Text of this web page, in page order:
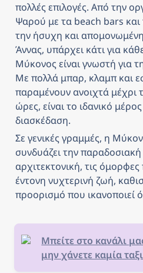
πολλές επιλογές. Από την
Ψαρού με τα beach bars και
την ήσυχη και
Άννας, υπάρχει κάτι για
Μύκονος είναι γνωστή για
Με πολλά μπαρ, κλαμπ και
παραμένουν ανοιχτά μέχρι
ώρες, είναι το ιδανικό
διασκέδαση.
Σε γενικές γραμμές, η
συνδυάζει την παραδοσιακή
αρχιτεκτονική, τις όμορφες
έντονη νυχτερινή ζωή,
προορισμό που ικανοποιεί
Μπείτε στο κανάλι
μην χάνετε καμία